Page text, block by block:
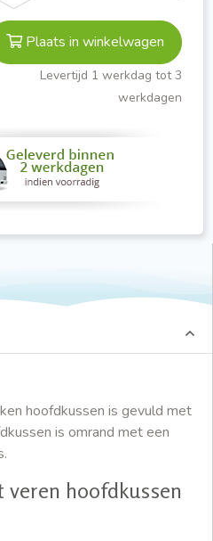
Plaats in winkelwagen
Levertijd 1 werkdag tot 3
werkdagen
hoofdkussen is gevuld met
is omrand met een
veren hoofdkussen